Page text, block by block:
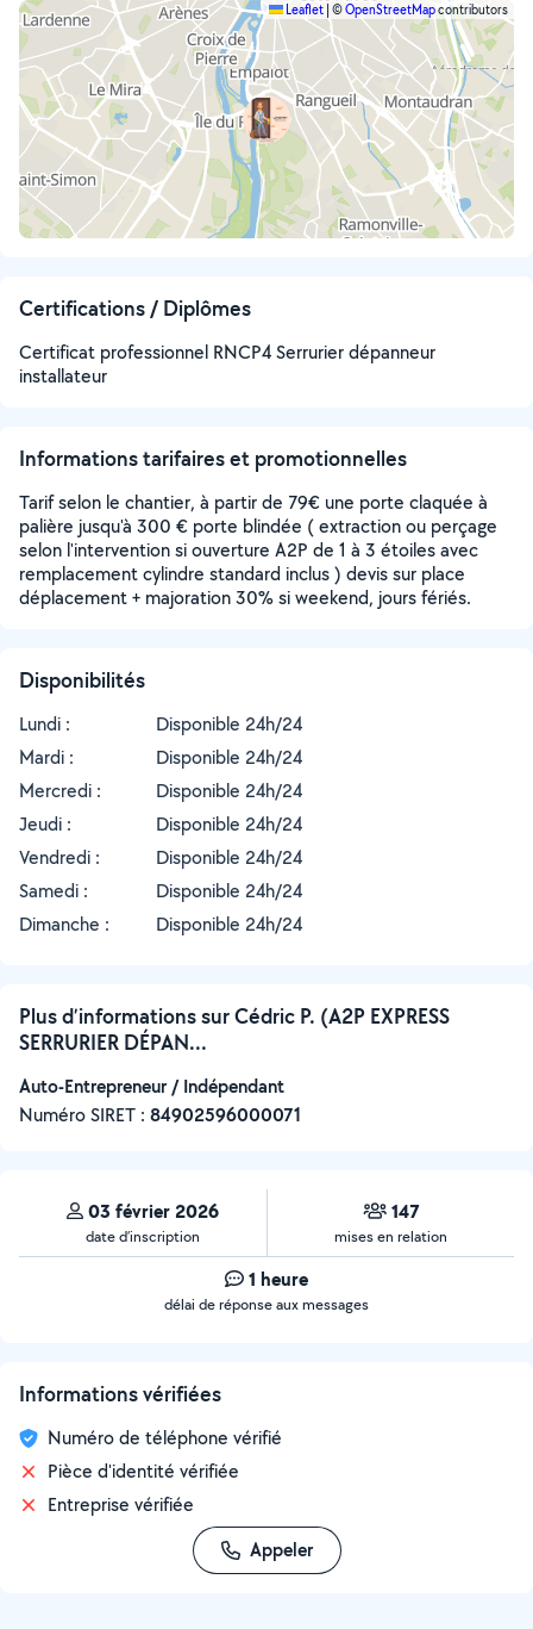
Leaflet ©OpenStreetMapcontributors
Certifications / Diplômes
Certificat professionnel RNCP4 Serrurier dépanneur
installateur
Informations tarifaires et promotionnelles
Tarif selon le chantier, à partir de 79€ une porte claquée à
palière jusqu'à 300 € porte blindée ( extraction ou perçage
selon l'intervention si ouverture A2P de 1 à 3 étoiles avec
remplacement cylindre standard inclus ) devis sur place
déplacement + majoration 30% si weekend, jours fériés.
Disponibilités
Lundi :
Disponible 24h/24
Mardi :
Disponible 24h/24
Mercredi :
Disponible 24h/24
Jeudi :
Disponible 24h/24
Vendredi :
Disponible 24h/24
Samedi :
Disponible 24h/24
Dimanche :
Disponible 24h/24
Plus d’informations sur Cédric P. (A2P EXPRESS
SERRURIER DÉPAN...
Auto-Entrepreneur / Indépendant
Numéro SIRET : ‍84902596000071
03 février 2026
date d’inscription
147
mises en relation
1 heure
délai de réponse aux messages
Informations vérifiées
Numéro de téléphone vérifié
Pièce d'identité vérifiée
Entreprise vérifiée
Appeler